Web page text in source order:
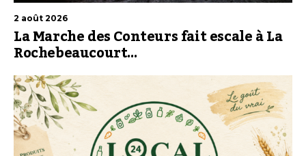
2 août 2026
La Marche des Conteurs fait escale à La
Rochebeaucourt…